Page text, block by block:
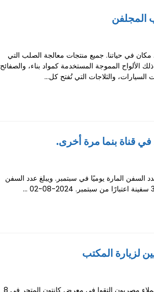
المجلفن
في حياتنا. جميع منتجات معالجة الصلب التي
الألواح المموجة المستخدمة كمواد بناء، والصفائح
والثلاجات التي تُفتح كل...
قناة بنما مرة أخرى.
السفن المارة يوميًا في سبتمبر. ويبلغ عدد السفن
لزيارة المكتب